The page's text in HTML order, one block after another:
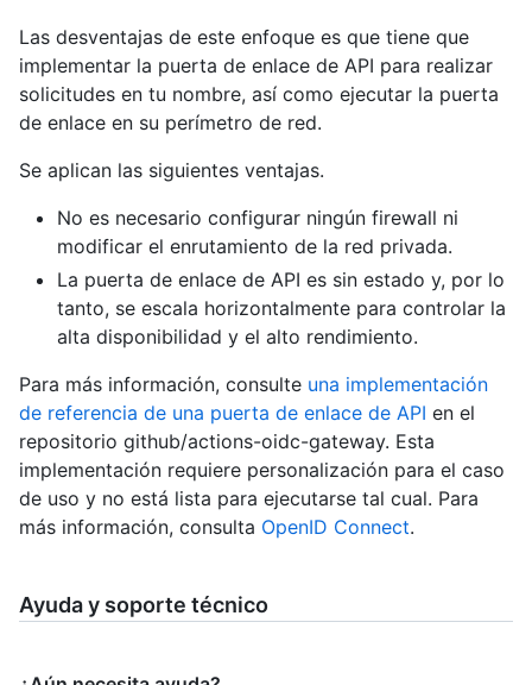
Las desventajas de este enfoque es que tiene que
implementar la puerta de enlace de API para realizar
solicitudes en tu nombre, así como ejecutar la puerta
de enlace en su perímetro de red.
Se aplican las siguientes ventajas.
No es necesario configurar ningún firewall ni
modificar el enrutamiento de la red privada.
La puerta de enlace de API es sin estado y, por lo
tanto, se escala horizontalmente para controlar la
alta disponibilidad y el alto rendimiento.
Para más información, consulte una implementación
de referencia de una puerta de enlace de API en el
repositorio github/actions-oidc-gateway. Esta
implementación requiere personalización para el caso
de uso y no está lista para ejecutarse tal cual. Para
más información, consulta OpenID Connect.
Ayuda y soporte técnico